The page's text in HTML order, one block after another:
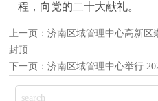
程，向党的二十大献礼。
上一页：济南区域管理中心高新区
封顶
下一页：济南区域管理中心举行